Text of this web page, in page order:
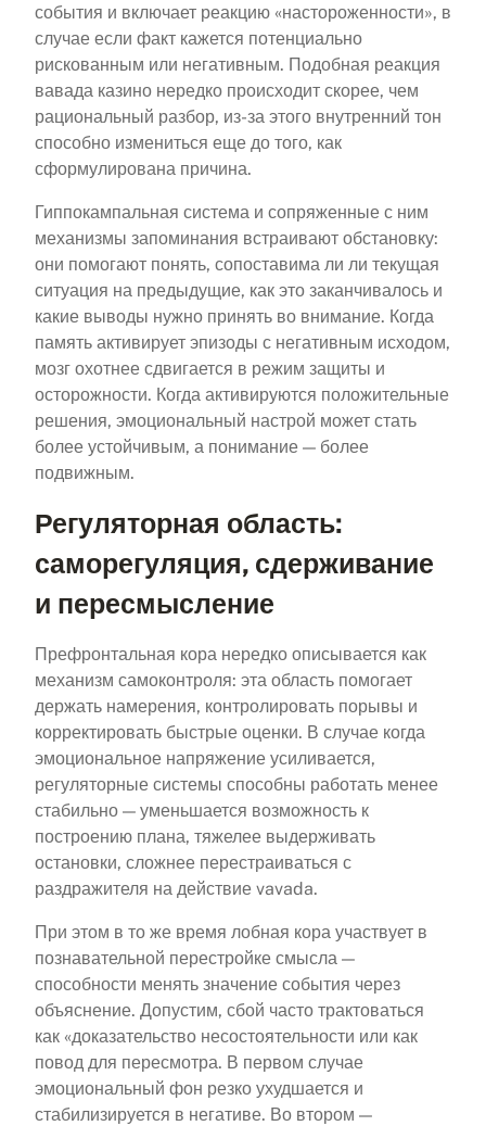
события и включает реакцию «настороженности», в
случае если факт кажется потенциально
рискованным или негативным. Подобная реакция
вавада казино нередко происходит скорее, чем
рациональный разбор, из-за этого внутренний тон
способно измениться еще до того, как
сформулирована причина.
Гиппокампальная система и сопряженные с ним
механизмы запоминания встраивают обстановку:
они помогают понять, сопоставима ли ли текущая
ситуация на предыдущие, как это заканчивалось и
какие выводы нужно принять во внимание. Когда
память активирует эпизоды с негативным исходом,
мозг охотнее сдвигается в режим защиты и
осторожности. Когда активируются положительные
решения, эмоциональный настрой может стать
более устойчивым, а понимание — более
подвижным.
Регуляторная область:
саморегуляция, сдерживание
и пересмысление
Префронтальная кора нередко описывается как
механизм самоконтроля: эта область помогает
держать намерения, контролировать порывы и
корректировать быстрые оценки. В случае когда
эмоциональное напряжение усиливается,
регуляторные системы способны работать менее
стабильно — уменьшается возможность к
построению плана, тяжелее выдерживать
остановки, сложнее перестраиваться с
раздражителя на действие vavada.
При этом в то же время лобная кора участвует в
познавательной перестройке смысла —
способности менять значение события через
объяснение. Допустим, сбой часто трактоваться
как «доказательство несостоятельности или как
повод для пересмотра. В первом случае
эмоциональный фон резко ухудшается и
стабилизируется в негативе. Во втором —